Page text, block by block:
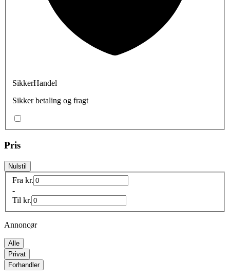
SikkerHandel
Sikker betaling og fragt
Pris
Nulstil
Fra kr.
-
Til kr.
Annoncør
Alle
Privat
Forhandler